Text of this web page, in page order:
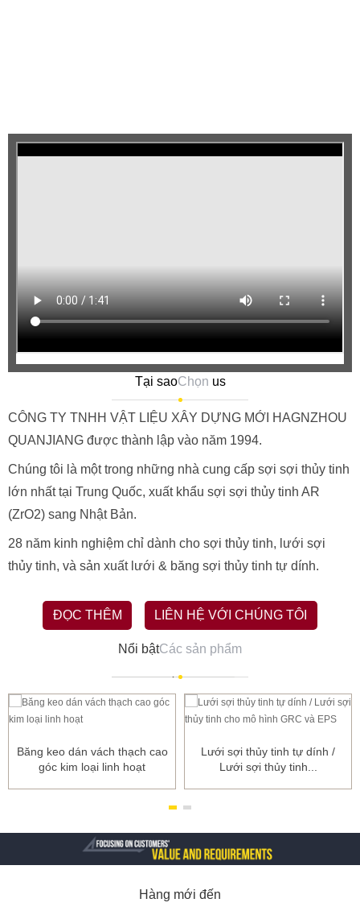
Tại saoChọn us
CÔNG TY TNHH VẬT LIỆU XÂY DỰNG MỚI HAGNZHOU
QUANJIANG được thành lập vào năm 1994.
Chúng tôi là một trong những nhà cung cấp sợi sợi thủy tinh
lớn nhất tại Trung Quốc, xuất khẩu sợi sợi thủy tinh AR
(ZrO2) sang Nhật Bản.
28 năm kinh nghiệm chỉ dành cho sợi thủy tinh, lưới sợi
thủy tinh, và sản xuất lưới & băng sợi thủy tinh tự dính.
LIÊN HỆ VỚI CHÚNG TÔI
ĐỌC THÊM
Nổi bậtCác sản phẩm
Băng keo dán vách thạch cao
góc kim loại linh hoạt
Lưới sợi thủy tinh tự dính /
Lưới sợi thủy tinh...
Hàng mới đến